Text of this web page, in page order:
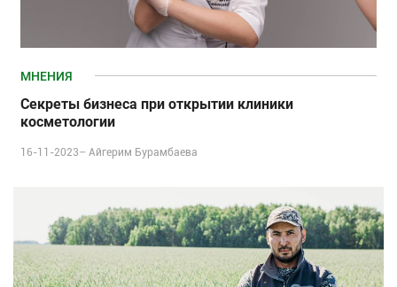
МНЕНИЯ
Секреты бизнеса при открытии клиники
косметологии
16-11-2023–Айгерим Бурамбаева